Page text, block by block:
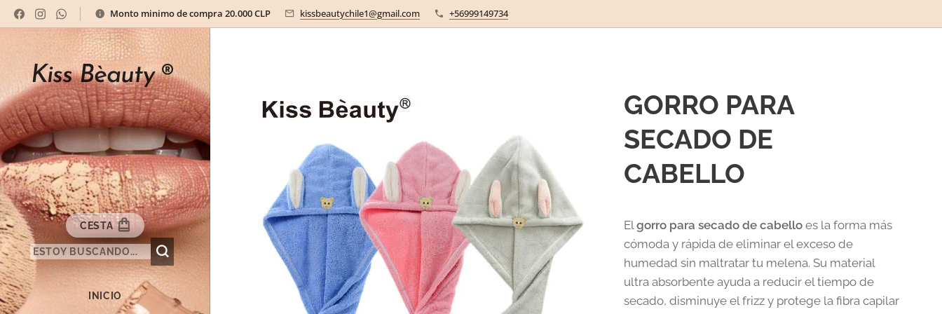
Monto minimo de compra 20.000 CLP kissbeautychile1@gmail.com +56999149734
Kiss Bèauty®
CESTA
INICIO
GORRO PARA
SECADO DE
CABELLO
Elgorro para secado de cabello es la forma más
cómoda y rápida de eliminar el exceso de
humedad sin maltratar tu melena. Su material
ultra absorbente ayuda a reducir el tiempo de
secado, disminuye el frizz y protege la fibra capilar